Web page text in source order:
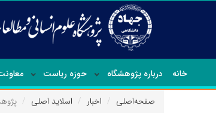
خانه درباره پژوهشگاه حوزه ریاست
صفحه‌اصلی اخبار اسلاید اصلی